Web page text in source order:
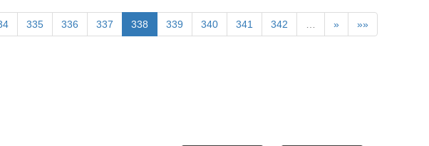
335 336 337 338 339 340 341 342 … » »»